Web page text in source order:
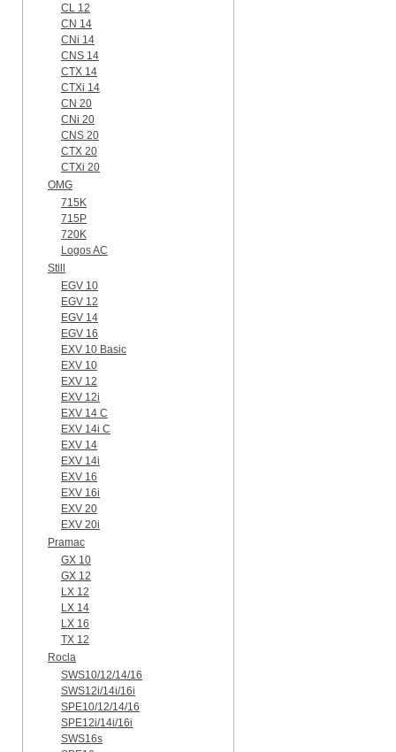
CL 12
CN 14
CNi 14
CNS 14
CTX 14
CTXi 14
CN 20
CNi 20
CNS 20
CTX 20
CTXi 20
OMG
715K
715P
720K
Logos AC
Still
EGV 10
EGV 12
EGV 14
EGV 16
EXV 10 Basic
EXV 10
EXV 12
EXV 12i
EXV 14 C
EXV 14i C
EXV 14
EXV 14i
EXV 16
EXV 16i
EXV 20
EXV 20i
Pramac
GX 10
GX 12
LX 12
LX 14
LX 16
TX 12
Rocla
SWS10/12/14/16
SWS12i/14i/16i
SPE10/12/14/16
SPE12i/14i/16i
SWS16s